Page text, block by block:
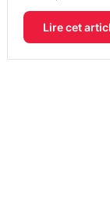
Lire cet